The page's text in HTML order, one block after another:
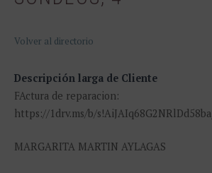
Volver al directorio
Descripción larga de Cliente
FActura de reparacion:
https://1drv.ms/b/
MARGARITA MARTIN AYLAGAS